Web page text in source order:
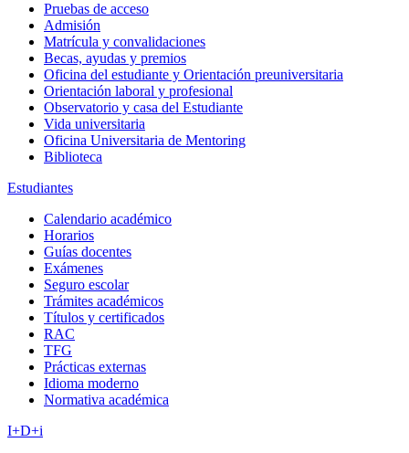
Pruebas de acceso
Admisión
Matrícula y convalidaciones
Becas, ayudas y premios
Oficina del estudiante y Orientación preuniversitaria
Orientación laboral y profesional
Observatorio y casa del Estudiante
Vida universitaria
Oficina Universitaria de Mentoring
Biblioteca
Estudiantes
Calendario académico
Horarios
Guías docentes
Exámenes
Seguro escolar
Trámites académicos
Títulos y certificados
RAC
TFG
Prácticas externas
Idioma moderno
Normativa académica
I+D+i